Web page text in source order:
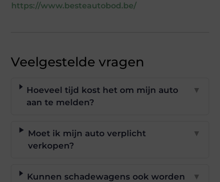
https://www.besteautobod.be/
Veelgestelde vragen
Hoeveel tijd kost het om mijn auto
aan te melden?
▼
Moet ik mijn auto verplicht
verkopen?
▼
Kunnen schadewagens ook worden
▼